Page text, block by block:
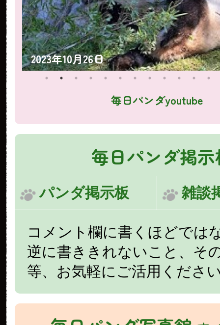
2023年10月25日
毎日パンダyoutube
毎日パンダ掲
パンダ掲示板 雑談
コメント欄に書くほどでは
逆に書ききれないこと、そ
等、お気軽にご活用くださ